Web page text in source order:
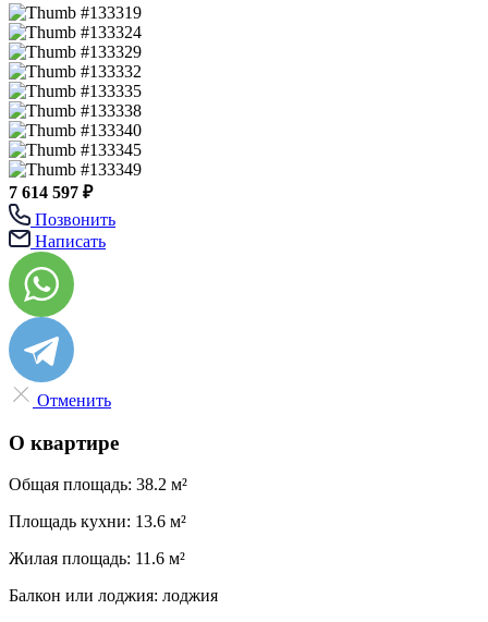
7 614 597 ₽
Позвонить
Написать
Отменить
О квартире
Общая площадь: 38.2 м²
Площадь кухни: 13.6 м²
Жилая площадь: 11.6 м²
Балкон или лоджия: лоджия